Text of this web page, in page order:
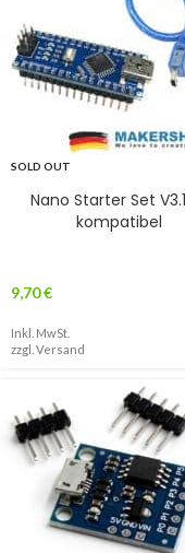
SOLD OUT
Nano Starter Set
kompatibel
9,70€
Inkl. MwSt.
zzgl. Versand